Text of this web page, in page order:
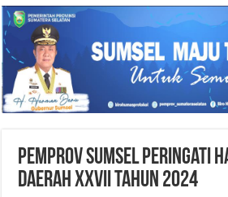
Pemprov Sumsel Peringati
Daerah XXVII Tahun 2024